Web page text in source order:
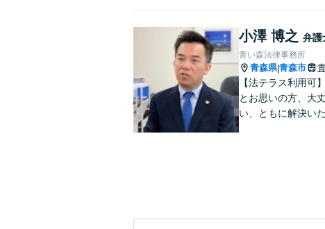
小澤 博之 弁護
青い森法律事務所
青森県|青森市
【法テラス利用可
とお思いの方、大
い、ともに解決い